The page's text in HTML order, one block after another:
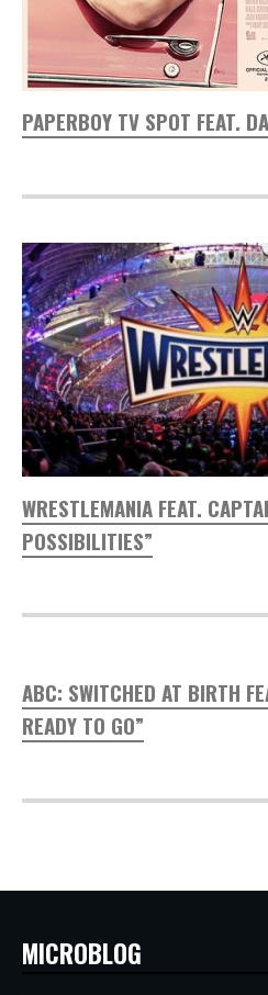
PAPERBOY TV SPOT FEAT.
WRESTLEMANIA FEAT.
POSSIBILITIES”
ABC: SWITCHED AT BIRTH
READY TO GO”
MICROBLOG